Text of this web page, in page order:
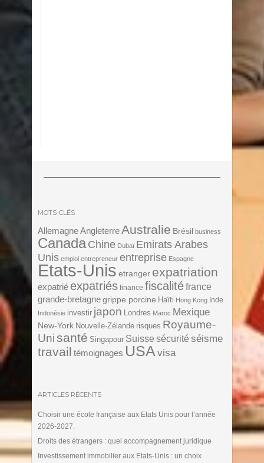
MOTS-CLÉS
Allemagne AngleterreAustralie Brésil business
Canada Chine Dubaï Emirats Arabes
Unis emploi entrepreneur entreprise Espagne
Etats-Unis etranger expatriation
expatrié expatriés finance fiscalitéfrance
grande-bretagne grippe porcine Haïti Hong Kong Inde
Indonésie investir japon Londres Maroc Mexique
New-York Nouvelle-Zélande risques Royaume-
Unisanté Singapour Suisse sécurité séisme
travail témoignages USA visa
ARTICLES RÉCENTS
Choisir une école française aux Etats Unis pour l’année
2026-2027.
Droits des étrangers : quel accompagnement juridique
Investissement immobilier aux Etats-Unis : un choix